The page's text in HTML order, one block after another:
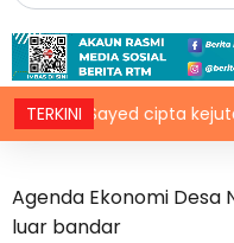
TERKINI
El-Sayed cipta kejutan,
Agenda Ekonomi Desa
luar bandar